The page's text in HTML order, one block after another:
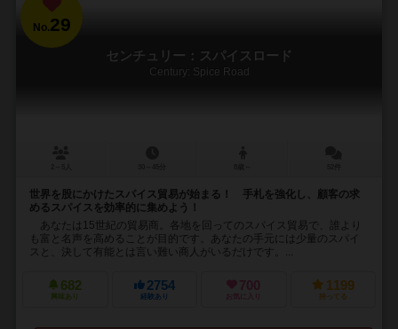
No.29
センチュリー：スパイスロード
Century: Spice Road
世界を股にかけたスパイス貿易が始まる！ 手札を強化し、顧客の求
めるスパイスを効率的に集めよう！
あなたは15世紀の貿易商。各地を回ってのスパイス貿易で、誰より
も富と名声を高めることが目的です。あなたの手元には少量のスパイ
スと、決して有能とは言い難い商人がいるだけです。...
682
興味あり
2754
経験あり
700
お気に入り
1199
持ってる